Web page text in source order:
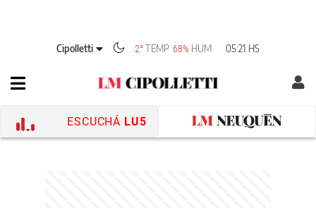
Cipolletti 2°TEMP 68% HUM 05:21 HS
ESCUCHÁ LU5